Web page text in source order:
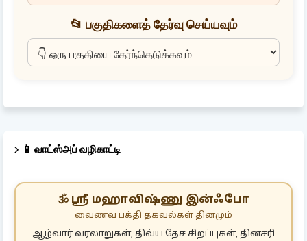
📂 பகுதிகளைத் தேர்வு செய்யவும்
📱 வாட்ஸ்அப் வழிகாட்டி
🕉️ ஸ்ரீ மஹாவிஷ்ணு இன்ஃபோ
வைணவ பக்தி தகவல்கள் தினமும்
ஆழ்வார் வரலாறுகள், திவ்ய தேச சிறப்புகள், தினசரி